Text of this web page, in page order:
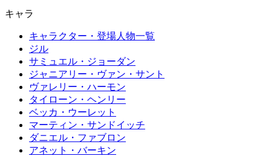
キャラ
キャラクター・登場人物一覧
ジル
サミュエル・ジョーダン
ジャニアリー・ヴァン・サント
ヴァレリー・ハーモン
タイローン・ヘンリー
ベッカ・ウーレット
マーティン・サンドイッチ
ダニエル・ファブロン
アネット・バーキン